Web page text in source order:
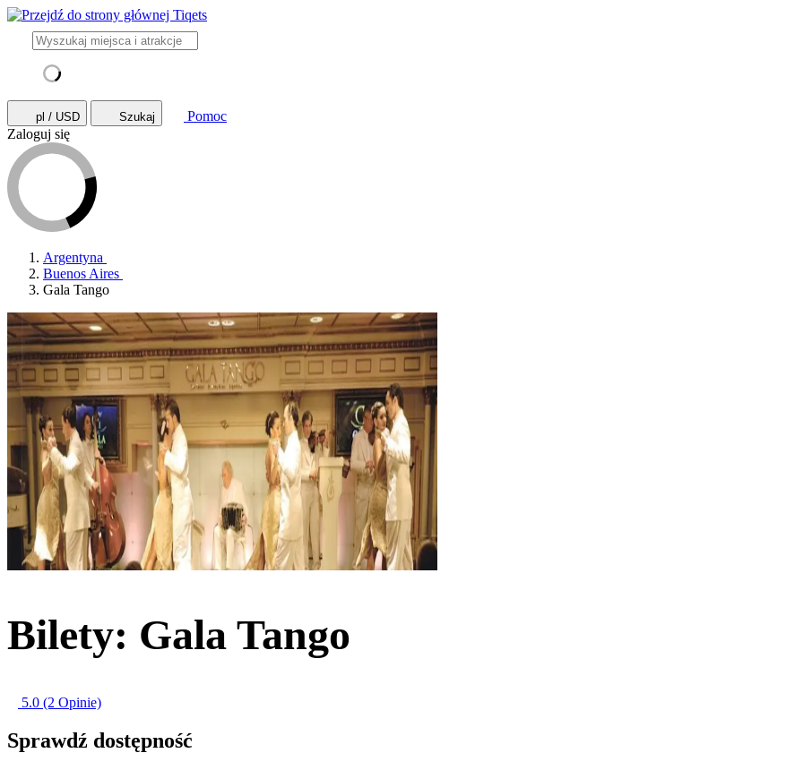
pl / USD Szukaj
Pomoc
Zaloguj się
Argentyna
Buenos Aires
Gala Tango
Bilety: Gala Tango
5.0 (2 Opinie)
Sprawdź dostępność